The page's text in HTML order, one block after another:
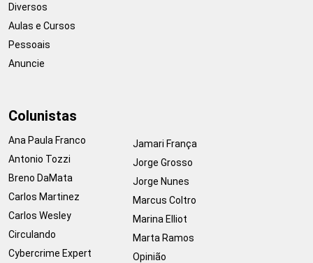
Diversos
Aulas e Cursos
Pessoais
Anuncie
Colunistas
Ana Paula Franco
Antonio Tozzi
Breno DaMata
Carlos Martinez
Carlos Wesley
Circulando
Cybercrime Expert
Jamari França
Jorge Grosso
Jorge Nunes
Marcus Coltro
Marina Elliot
Marta Ramos
Opinião